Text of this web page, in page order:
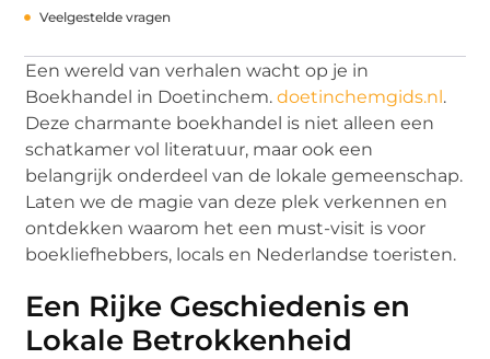
Veelgestelde vragen
Een wereld van verhalen wacht op je in
Boekhandel in Doetinchem.doetinchemgids.nl.
Deze charmante boekhandel is niet alleen een
schatkamer vol literatuur, maar ook een
belangrijk onderdeel van de lokale gemeenschap.
Laten we de magie van deze plek verkennen en
ontdekken waarom het een must-visit is voor
boekliefhebbers, locals en Nederlandse toeristen.
Een Rijke Geschiedenis en
Lokale Betrokkenheid